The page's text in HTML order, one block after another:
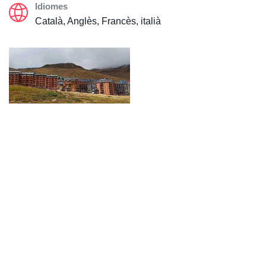
Idiomes
Català, Anglès, Francès, italià